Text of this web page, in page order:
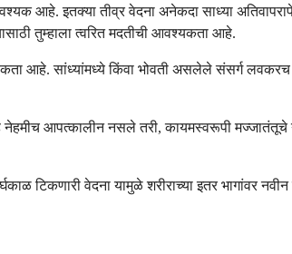
आहे. इतक्या तीव्र वेदना अनेकदा साध्या
तुम्हाला त्वरित मदतीची आवश्यकता आहे.
आहे. सांध्यांमध्ये किंवा भोवती असलेले संसर्ग
नेहमीच आपत्कालीन नसले तरी, कायमस्वरूपी मज्जातंतूचे
टिकणारी वेदना यामुळे शरीराच्या इतर भागांवर नवीन